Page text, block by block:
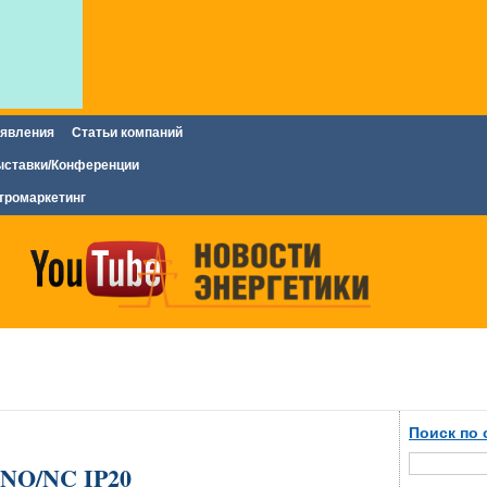
Статьи компаний
Конференции
NC IP20
Поиск по